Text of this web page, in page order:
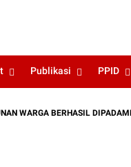
Publikasi PPID
BERHASIL DIPADAMKAN